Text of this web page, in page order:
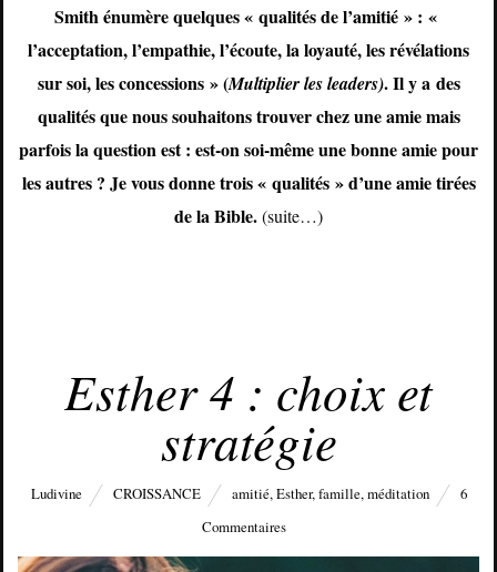
Smith énumère quelques « qualités de l’amitié » : «
l’acceptation, l’empathie, l’écoute, la loyauté, les révélations
sur soi, les concessions » (Multiplier les leaders). Il y ades
qualités que nous souhaitons trouver chez une amie mais
parfois la question est : est-on soi-même une bonne amie pour
les autres ? Je vous donne trois « qualités » d’une amie tirées
de la Bible.(suite…)
Esther 4 : choix et
stratégie
Ludivine CROISSANCE amitié,Esther,famille,méditation
6
Commentaires